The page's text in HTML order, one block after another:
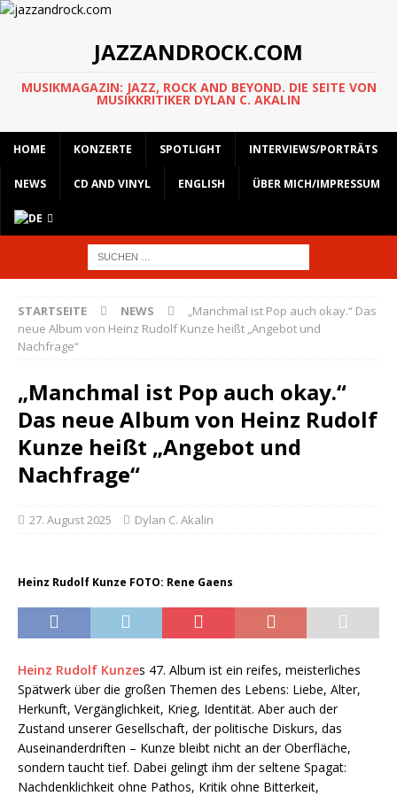
JAZZANDROCK.COM
MUSIKMAGAZIN: JAZZ, ROCK AND BEYOND. DIE SEITE VON
MUSIKKRITIKER DYLAN C. AKALIN
HOME KONZERTE SPOTLIGHT INTERVIEWS/PORTRÄTS
NEWS CD AND VINYL ENGLISH ÜBER MICH/IMPRESSUM
STARTSEITE NEWS
„Manchmal ist Pop auch okay.“ Das
neue Album von Heinz Rudolf Kunze heißt „Angebot und
Nachfrage“
„Manchmal ist Pop auch okay.“
Das neue Album von Heinz Rudolf
Kunze heißt „Angebot und
Nachfrage“
27. August 2025 Dylan C. Akalin
Heinz Rudolf Kunze FOTO: Rene Gaens
Heinz Rudolf Kunzes 47. Album ist ein reifes, meisterliches
Spätwerk über die großen Themen des Lebens: Liebe, Alter,
Herkunft, Vergänglichkeit, Krieg, Identität. Aber auch der
Zustand unserer Gesellschaft, der politische Diskurs, das
Auseinanderdriften – Kunze bleibt nicht an der Oberfläche,
sondern taucht tief. Dabei gelingt ihm der seltene Spagat:
Nachdenklichkeit ohne Pathos, Kritik ohne Bitterkeit,